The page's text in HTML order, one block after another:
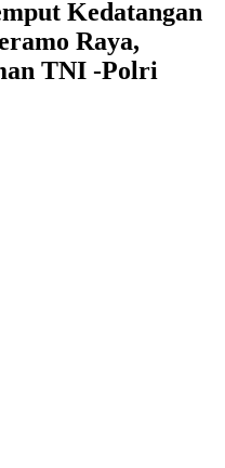
Kedatangan
Raya,
TNI -Polri